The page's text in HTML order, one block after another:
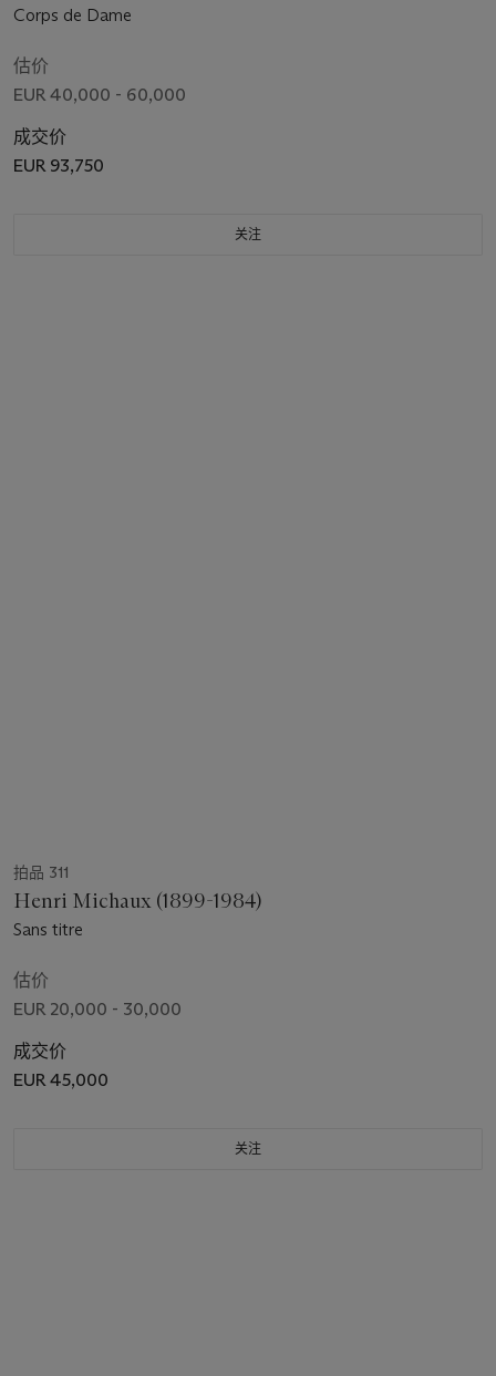
Corps de Dame
估价
EUR 40,000 - 60,000
成交价
EUR 93,750
关注
拍品 311
Henri Michaux (1899-1984)
Sans titre
估价
EUR 20,000 - 30,000
成交价
EUR 45,000
关注